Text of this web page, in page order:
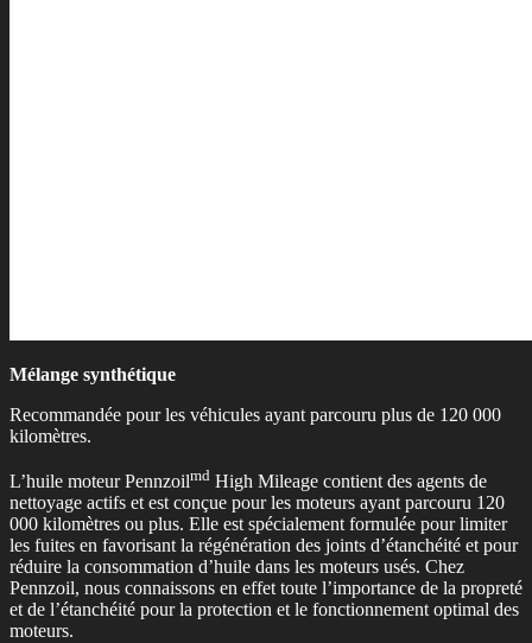
Mélange synthétique
Recommandée pour les véhicules ayant parcouru plus de 120 000
kilomètres.
L’huile moteur Pennzoilmd High Mileage contient des agents de
nettoyage actifs et est conçue pour les moteurs ayant parcouru 120
000 kilomètres ou plus. Elle est spécialement formulée pour limiter
les fuites en favorisant la régénération des joints d’étanchéité et pour
réduire la consommation d’huile dans les moteurs usés. Chez
Pennzoil, nous connaissons en effet toute l’importance de la propreté
et de l’étanchéité pour la protection et le fonctionnement optimal des
moteurs.